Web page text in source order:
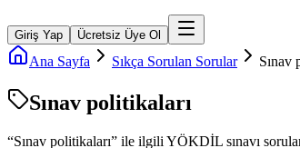
Giriş Yap Ücretsiz Üye Ol
Ana Sayfa Sıkça Sorulan Sorular Sınav
Sınav politikaları
“Sınav politikaları” ile ilgili YÖKDİL sınavı